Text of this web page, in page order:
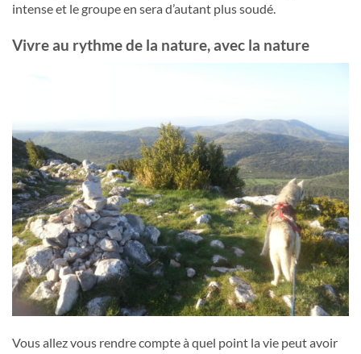
intense et le groupe en sera d’autant plus soudé.
Vivre au rythme de la nature, avec la nature
Vous allez vous rendre compte à quel point la vie peut avoir